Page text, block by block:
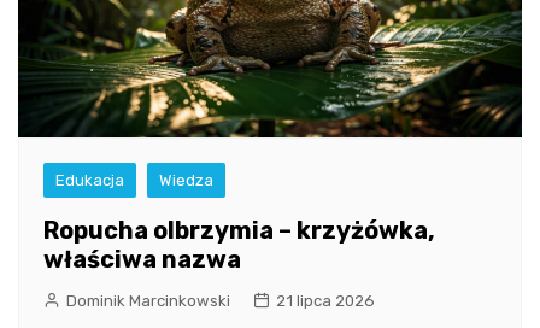
Edukacja Wiedza
Ropucha olbrzymia – krzyżówka,
właściwa nazwa
Dominik Marcinkowski 21 lipca 2026